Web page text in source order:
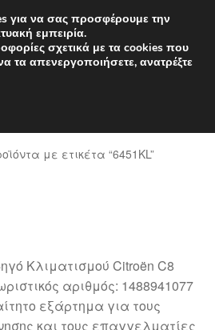
από 7 EUR
- 4 μ.μ.
με ετικέτα “6451KL”
Κλιματισμού Citroën C8
αριθμός: 1488941077
εξάρτημα για τους
και τους επαγγελματίες
για να σας προσφέρουμε την
εμπειρία.
σχετικά με τα cookies που
τα απενεργοποιήσετε, ανατρέξτε